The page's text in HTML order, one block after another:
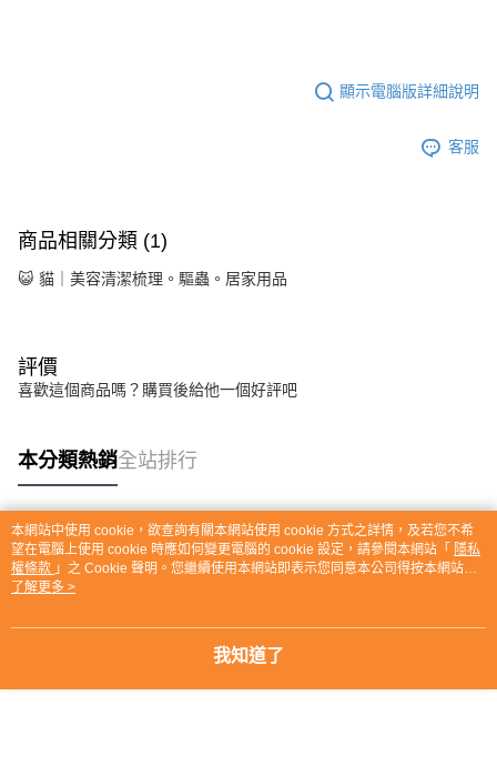
顯示電腦版詳細說明
客服
商品相關分類 (1)
😺 貓｜美容清潔梳理。驅蟲。居家用品
評價
喜歡這個商品嗎？購買後給他一個好評吧
本分類熱銷全站排行
熱門標籤
本網站中使用 cookie，欲查詢有關本網站使用 cookie 方式之詳情，及若您不希
望在電腦上使用 cookie 時應如何變更電腦的 cookie 設定，請參閱本網站「 隱私
權條款 」之 Cookie 聲明。您繼續使用本網站即表示您同意本公司得按本網站使
用條款之 Cookie 聲明使用 cookie。
了解更多 >
我知道了